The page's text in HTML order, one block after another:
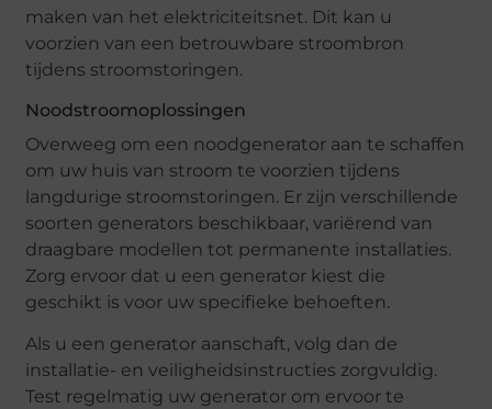
maken van het elektriciteitsnet. Dit kan u
voorzien van een betrouwbare stroombron
tijdens stroomstoringen.
Noodstroomoplossingen
Overweeg om een noodgenerator aan te schaffen
om uw huis van stroom te voorzien tijdens
langdurige stroomstoringen. Er zijn verschillende
soorten generators beschikbaar, variërend van
draagbare modellen tot permanente installaties.
Zorg ervoor dat u een generator kiest die
geschikt is voor uw specifieke behoeften.
Als u een generator aanschaft, volg dan de
installatie- en veiligheidsinstructies zorgvuldig.
Test regelmatig uw generator om ervoor te